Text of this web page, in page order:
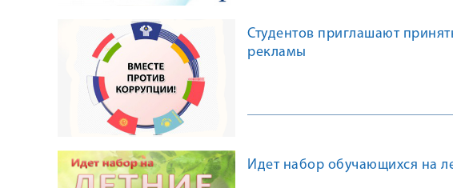
Студентов приглашают
рекламы
Идет набор обучающихся на